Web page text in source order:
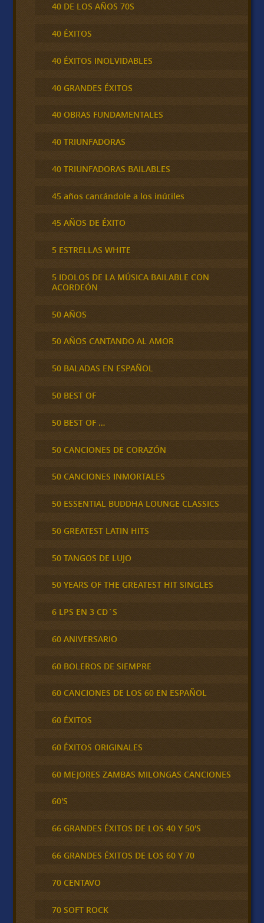
40 DE LOS AÑOS 70S
40 ÉXITOS
40 ÉXITOS INOLVIDABLES
40 GRANDES ÉXITOS
40 OBRAS FUNDAMENTALES
40 TRIUNFADORAS
40 TRIUNFADORAS BAILABLES
45 años cantándole a los inútiles
45 AÑOS DE ÉXITO
5 ESTRELLAS WHITE
5 IDOLOS DE LA MÚSICA BAILABLE CON
ACORDEÓN
50 AÑOS
50 AÑOS CANTANDO AL AMOR
50 BALADAS EN ESPAÑOL
50 BEST OF
50 BEST OF …
50 CANCIONES DE CORAZÓN
50 CANCIONES INMORTALES
50 ESSENTIAL BUDDHA LOUNGE CLASSICS
50 GREATEST LATIN HITS
50 TANGOS DE LUJO
50 YEARS OF THE GREATEST HIT SINGLES
6 LPS EN 3 CD´S
60 ANIVERSARIO
60 BOLEROS DE SIEMPRE
60 CANCIONES DE LOS 60 EN ESPAÑOL
60 ÉXITOS
60 ÉXITOS ORIGINALES
60 MEJORES ZAMBAS MILONGAS CANCIONES
60'S
66 GRANDES ÉXITOS DE LOS 40 Y 50'S
66 GRANDES ÉXITOS DE LOS 60 Y 70
70 CENTAVO
70 SOFT ROCK